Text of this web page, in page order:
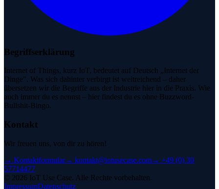
Begriffserklärung
Internet of Things, kurz IoT, bedeutet auf Deutsch „Internet der
Dinge". Was sich dahinter verbirgt ist weitreichend – daher
übersetzen wir die Begriffe aus der Industrie hier in die Praxis. Wie
auch immer du es nennst – hier findest du es ohne Buzzword-
Bullshit-Bingo.
Kontakt
Wir freuen uns, von dir zu hören!
→ Kontaktformular→ kontakt@iotusecase.com→ +49 (0) 30
57714477
© 2026 IoT Use Case. Alle Rechte vorbehalten.
ImpressumDatenschutz